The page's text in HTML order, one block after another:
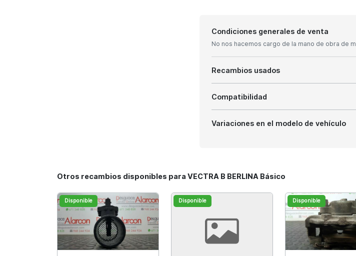
Condiciones generales de venta
No nos hacemos cargo de la mano de obra de
Recambios usados
Compatibilidad
Variaciones en el modelo de vehículo
Otros recambios disponibles para VECTRA B BERLINA Básico
Disponible Disponible Disponible